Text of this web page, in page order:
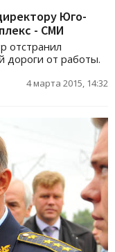
Юго-
- СМИ
отстранил
дороги от работы.
4 марта 2015, 14:32